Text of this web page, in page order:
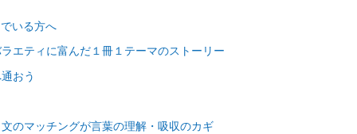
いる方へ
エティに富んだ１冊１テーマのストーリー
おう
のマッチングが言葉の理解・吸収のカギ